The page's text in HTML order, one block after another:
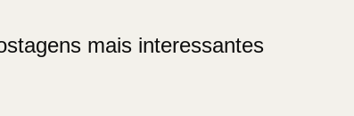
mais interessantes